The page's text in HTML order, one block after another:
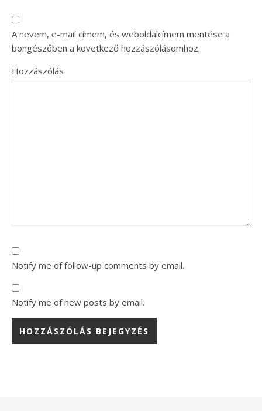
A nevem, e-mail címem, és weboldalcímem mentése a
böngészőben a következő hozzászólásomhoz.
Hozzászólás
Notify me of follow-up comments by email.
Notify me of new posts by email.